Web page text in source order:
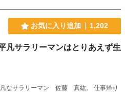
お気に入り追加 1,202
凡サラリーマンはとりあえず生
凡なサラリーマン 佐藤 真紘。 仕事帰り